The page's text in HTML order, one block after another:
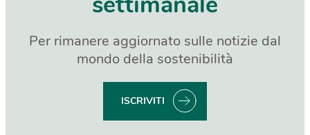
Per rimanere aggiornato sulle notizie dal
mondo della sostenibilità
ISCRIVITI